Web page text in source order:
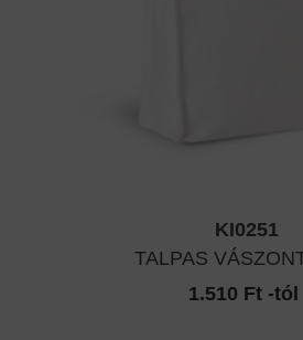
KI0251
TALPAS
1.510 Ft -tól